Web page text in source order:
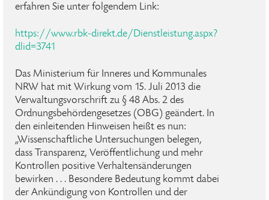
erfahren Sie unter folgendem Link:
https://www.rbk-direkt.de/Dienstleistung.aspx?
dlid=3741
Das Ministerium für Inneres und Kommunales
NRW hat mit Wirkung vom 15. Juli 2013 die
Verwaltungsvorschrift zu § 48 Abs. 2 des
Ordnungsbehördengesetzes (OBG) geändert. In
den einleitenden Hinweisen heißt es nun:
„Wissenschaftliche Untersuchungen belegen,
dass Transparenz, Veröffentlichung und mehr
Kontrollen positive Verhaltensänderungen
bewirken . . . Besondere Bedeutung kommt dabei
der Ankündigung von Kontrollen und der